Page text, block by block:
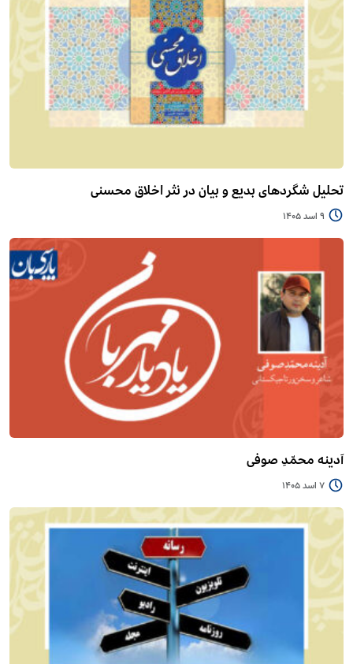
تحلیل شگردهای بدیع و بیان در نثر اخلاق محسنی
9 اسد 1405
آدینه محمّدِ صوفی
7 اسد 1405